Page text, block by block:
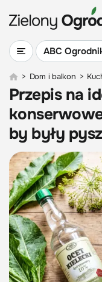
ABC
> Dom i balkon >
Przepis na
by były